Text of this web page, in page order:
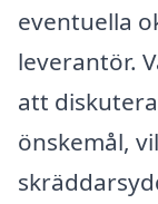
eventuella
leverantör.
att
önskemål,